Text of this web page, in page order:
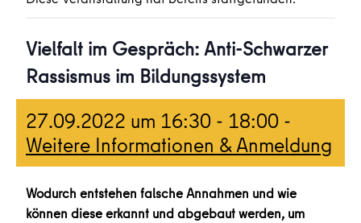
Vielfalt im Gespräch: Anti-Schwarzer
Rassismus im Bildungssystem
27.09.2022 um 16:30 - 18:00 -
Weitere Informationen & Anmeldung
Wodurch entstehen falsche Annahmen und wie
können diese erkannt und abgebaut werden, um